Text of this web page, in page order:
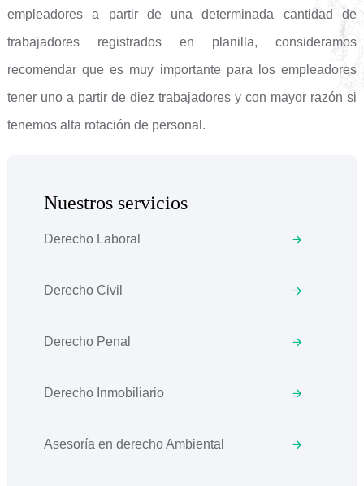
empleadores a partir de una determinada cantidad de
trabajadores registrados en planilla, consideramos
recomendar que es muy importante para los empleadores
tener uno a partir de diez trabajadores y con mayor razón si
tenemos alta rotación de personal.
Nuestros servicios
Derecho Laboral
Derecho Civil
Derecho Penal
Derecho Inmobiliario
Asesoría en derecho Ambiental